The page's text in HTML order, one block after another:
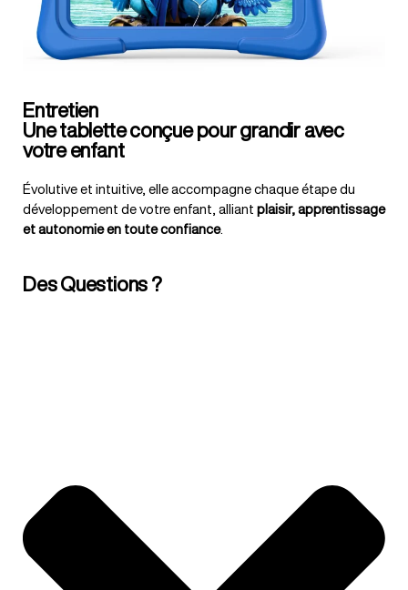
Entretien
Une tablette conçue pour grandir avec
votre enfant
Évolutive et intuitive, elle accompagne chaque étape du
développement de votre enfant, alliantplaisir, apprentissage
et autonomie en toute confiance.
Des Questions ?